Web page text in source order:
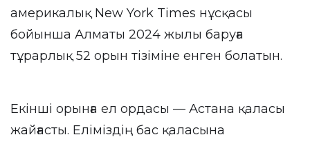
америкалық New York Times нұсқасы
бойынша Алматы 2024 жылы баруға
тұрарлық 52 орын тізіміне енген болатын.
Екінші орынға ел ордасы — Астана қаласы
жайғасты. Еліміздің бас қаласына